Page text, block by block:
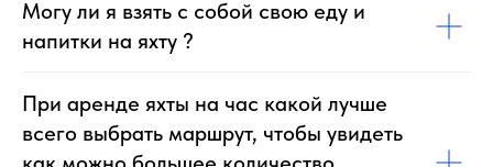
Могу ли я взять с собой свою еду и
напитки на яхту ?
При аренде яхты на час какой лучше
всего выбрать маршрут, чтобы увидеть